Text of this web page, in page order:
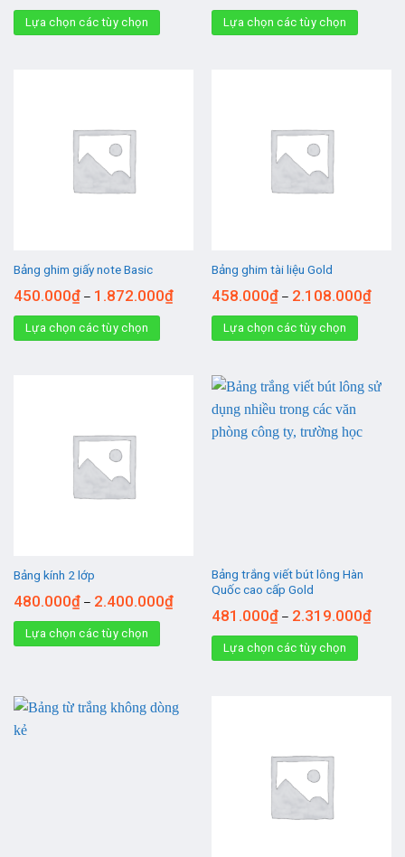
Lựa chọn các tùy chọn Lựa chọn các tùy chọn
Bảng ghim giấy note Basic
450.000₫– 1.872.000₫
Lựa chọn các tùy chọn
Bảng ghim tài liệu Gold
458.000₫– 2.108.000₫
Lựa chọn các tùy chọn
Bảng kính 2 lớp
480.000₫– 2.400.000₫
Lựa chọn các tùy chọn
Bảng trắng viết bút lông Hàn
Quốc cao cấp Gold
481.000₫– 2.319.000₫
Lựa chọn các tùy chọn